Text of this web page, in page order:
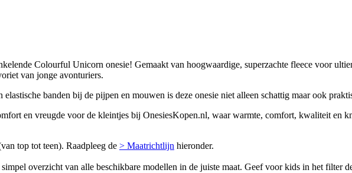
Colourful Unicorn onesie! Gemaakt van hoogwaardige, superzachte fleece voor
van jonge avonturiers.
elastische banden bij de pijpen en mouwen is deze onesie niet alleen schattig maar ook
en vreugde voor de kleintjes bij OnesiesKopen.nl, waar warmte, comfort, kwaliteit en
top tot teen). Raadpleeg de > Maatrichtlijn hieronder.
simpel overzicht van alle beschikbare modellen in de juiste maat. Geef voor kids in het filter